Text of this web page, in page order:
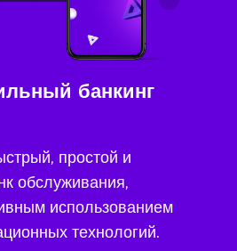
банкинг
простой и
обслуживания,
использованием
технологий.